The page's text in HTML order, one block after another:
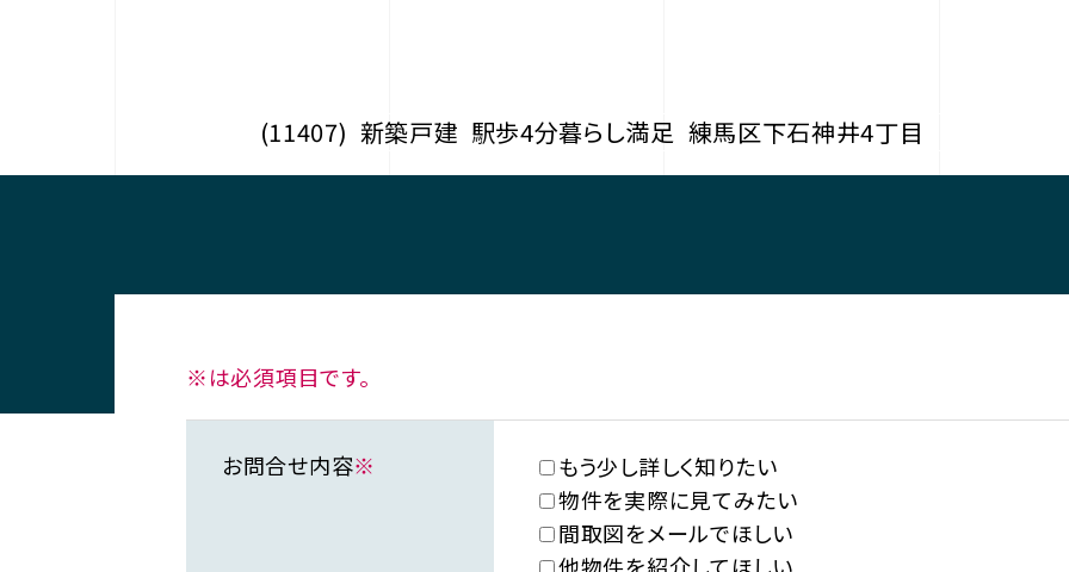
(11407) 新築戸建 駅歩4分暮らし満足 練馬区下石神井4丁目
※は必須項目です。
お問合せ内容※
もう少し詳しく知りたい
物件を実際に見てみたい
間取図をメールでほしい